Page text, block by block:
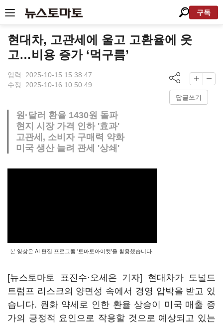
구독
현대차, 고관세에 울고 고환율에 웃
고…비용 증가 ‘먹구름’
입력: 2025-10-15 15:38:47
수정: 2025-10-16 10:50:49
답글쓰기
원·달러 환율 1430원 돌파
현지 시장 가격 인하 '효과'
고관세, 소비자 구매력 약화
미국 생산 늘려 관세 '상쇄'
본 영상은 AI 편집 프로그램 '토마토아이컷'을 활용했습니다.
[뉴스토마토 표진수·오세은 기자] 현대차가 도널드
트럼프 리스크의 양면성 속에서 경영 압박을 받고 있
습니다. 원화 약세로 인한 환율 상승이 미국 매출 증
가의 긍정적 요인으로 작용할 것으로 예상되고 있는